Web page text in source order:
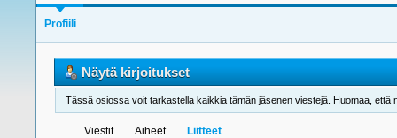
Profiili
Näytä kirjoitukset
Tässä osiossa voit tarkastella kaikkia tämän jäsenen viestejä. Huomaa, että
Viestit Aiheet Liitteet